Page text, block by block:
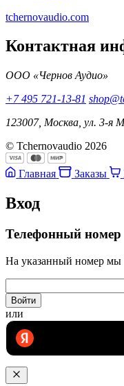
tchernovaudio.com
Контактная
ООО «Чернов Аудио»
+7 495 721-13-81
123007, Москва, ул. 3-я
© Tchernovaudio 2026
Главная Заказы
Вход
Телефонный номер
На указанный номер
Войти
или